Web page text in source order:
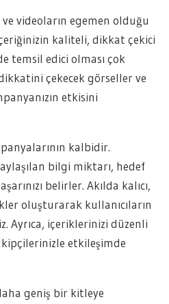
videoların egemen olduğu
kaliteli, dikkat çekici
temsil edici olması çok
çekecek görseller ve
etkisini
kalbidir.
bilgi miktarı, hedef
belirler. Akılda kalıcı,
oluşturarak kullanıcıların
Ayrıca, içeriklerinizi düzenli
etkileşimde
geniş bir kitleye